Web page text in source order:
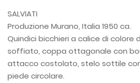
SALVIATI
Produzione Murano, Italia 1950 ca.
Quindici bicchieri a calice di
soffiato, coppa ottagonale con
attacco costolato, stelo sottile
piede circolare.